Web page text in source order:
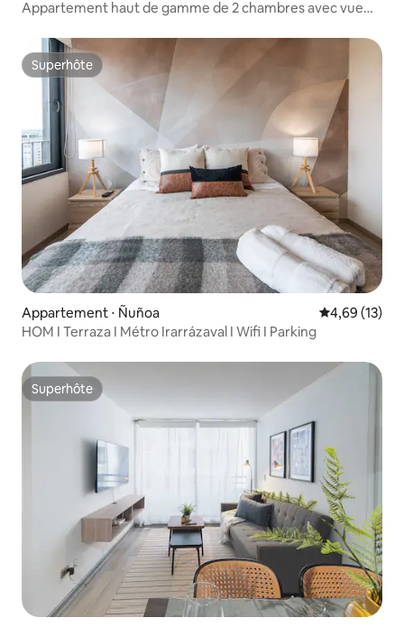
Appartement haut de gamme de 2 chambres avec vue
Superhôte
Superhôte
Appartement ⋅ Ñuñoa Évaluation
4,69 (13)
HOM I Terraza I Métro Irarrázaval I Wifi I Parking
Superhôte
Superhôte